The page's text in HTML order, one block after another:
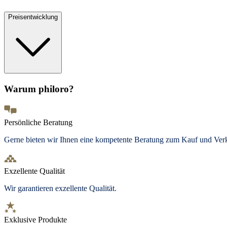
Preisentwicklung
Warum philoro?
Persönliche Beratung
Gerne bieten wir Ihnen eine kompetente Beratung zum Kauf und
Exzellente Qualität
Wir garantieren exzellente Qualität.
Exklusive Produkte